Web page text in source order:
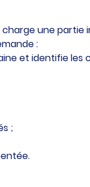
une
:
et identifie
;